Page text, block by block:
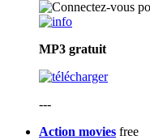
MP3 gratuit
---
Action movies free